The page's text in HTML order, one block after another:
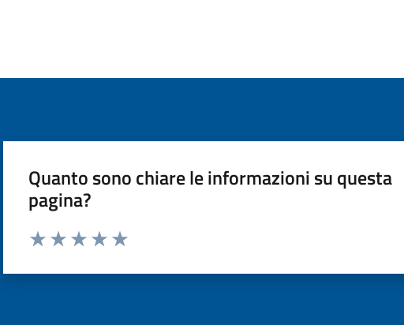
Quanto sono chiare le informazioni su questa
pagina?
Valuta da 1 a 5 stelle la pagina